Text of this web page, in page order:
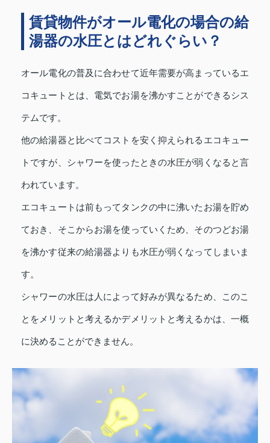
賃貸物件がオール電化の場合の給
湯器の水圧とはどれぐらい？
オール電化の普及に合わせて近年需要が高まっているエ
コキュートとは、電気でお湯を沸かすことができるシス
テムです。
他の給湯器と比べてコストを安く抑えられるエコキュー
トですが、シャワーを使ったときの水圧が弱くなると言
われています。
エコキュートは前もってタンクの中に沸いたお湯を貯め
ておき、そこからお湯を使っていくため、そのつどお湯
を沸かす従来の給湯器よりも水圧が弱くなってしまいま
す。
シャワーの水圧は人によって好みが異なるため、このこ
とをメリットと考えるかデメリットと考えるかは、一概
に決めることができません。